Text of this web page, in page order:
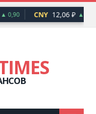
0,90 CNY 12,06 ₽ ▲ 0,10